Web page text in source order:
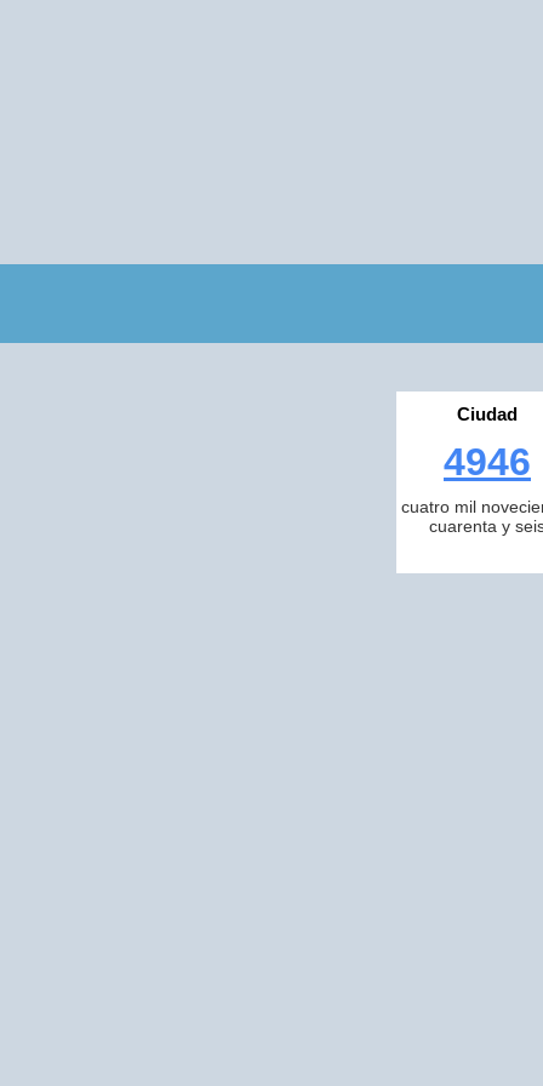
Ciudad
4946
cuatro mil
cuarenta y